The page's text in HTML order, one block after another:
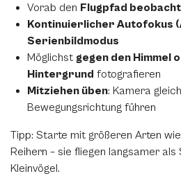
Vorab den Flugpfad
Kontinuierlicher Autofokus
Serienbildmodus
Möglichst gegen den Himmel
Hintergrund fotografieren
Mitziehen üben: Kamera
Bewegungsrichtung führen
Tipp: Starte mit größeren Arten
Reihern – sie fliegen langsamer
Kleinvögel.